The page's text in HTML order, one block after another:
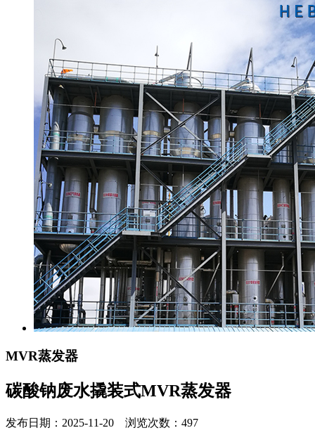
MVR蒸发器
碳酸钠废水撬装式MVR蒸发器
发布日期：2025-11-20 浏览次数：497